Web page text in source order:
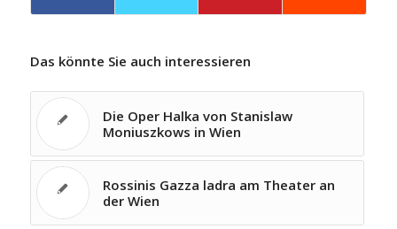
Das könnte Sie auch interessieren
Die Oper Halka von Stanislaw
Moniuszkows in Wien
Rossinis Gazza ladra am Theater an
der Wien